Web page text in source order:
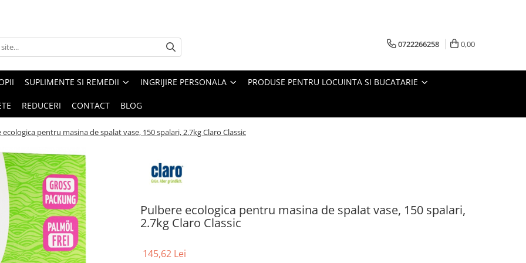
0722266258 0,00
SUPLIMENTE SI REMEDII INGRIJIRE PERSONALA PRODUSE PENTRU LOCUINTA SI BUCATARIE
REDUCERI CONTACT BLOG
ecologica pentru masina de spalat vase, 150 spalari, 2.7kg Claro Classic
Pulbere ecologica pentru masina de spalat vase, 150 spalari,
2.7kg Claro Classic
145,62 Lei